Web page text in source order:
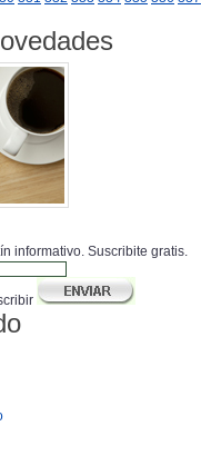
informativo. Suscribite gratis.